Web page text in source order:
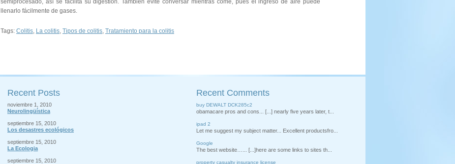
semiprocesado, así se facilita su digestión. También evite conversar mientras come, pues el ingreso de aire puede
llenarlo fácilmente de gases.
Tags: Colitis, La colitis, Tipos de colitis, Tratamiento para la colitis
Recent Posts
noviembre 1, 2010
Neurolingüística
septiembre 15, 2010
Los desastres ecológicos
septiembre 15, 2010
La Ecologia
septiembre 15, 2010
Recent Comments
buy DEWALT DCK285c2
obamacare pros and cons... [...] nearly five years later, t...
ipad 2
Let me suggest my subject matter... Excellent productsfro...
Google
The best website…... [...]here are some links to sites th...
property casualty insurance license